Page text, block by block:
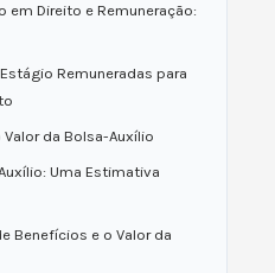
em Direito e Remuneração:
Remuneradas para
da Bolsa-Auxílio
Uma Estimativa
Benefícios e o Valor da